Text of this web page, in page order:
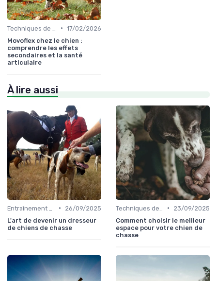
• 17/02/2026
Movoflex chez le chien :
comprendre les effets
secondaires et la santé
articulaire
À lire aussi
•
26/09/2025
L'art de devenir un dresseur
de chiens de chasse
•
23/09/2025
Comment choisir le meilleur
espace pour votre chien de
chasse